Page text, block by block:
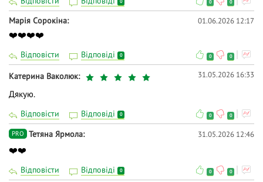
0 0
Марія Сорокіна 01.06.2026 12:17
❤️❤️❤️❤️
Відповісти Відповіді 0 0 0
Катерина Ваколюк 31.05.2026 16:33
Дякую.
Відповісти Відповіді 0 0 0
PRO Тетяна Ярмола 31.05.2026 12:46
❤️❤️
Відповісти Відповіді 0 0 0